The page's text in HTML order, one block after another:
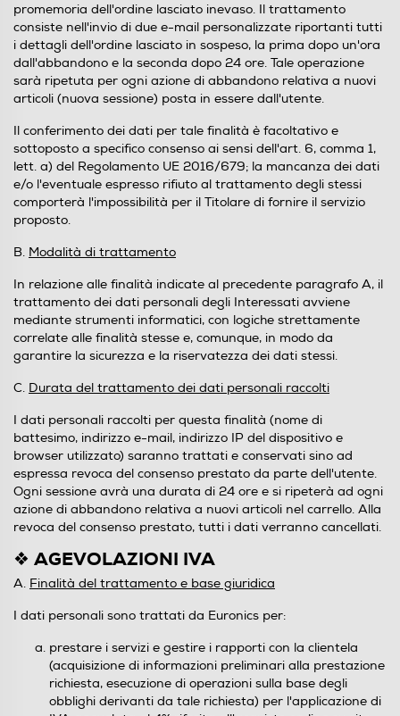
promemoria dell'ordine lasciato inevaso. Il trattamento
consiste nell'invio di due e-mail personalizzate riportanti tutti
i dettagli dell'ordine lasciato in sospeso, la prima dopo un'ora
dall'abbandono e la seconda dopo 24 ore. Tale operazione
sarà ripetuta per ogni azione di abbandono relativa a nuovi
articoli (nuova sessione) posta in essere dall'utente.
Il conferimento dei dati per tale finalità è facoltativo e
sottoposto a specifico consenso ai sensi dell'art. 6, comma 1,
lett. a) del Regolamento UE 2016/679; la mancanza dei dati
e/o l'eventuale espresso rifiuto al trattamento degli stessi
comporterà l'impossibilità per il Titolare di fornire il servizio
proposto.
B. Modalità di trattamento
In relazione alle finalità indicate al precedente paragrafo A, il
trattamento dei dati personali degli Interessati avviene
mediante strumenti informatici, con logiche strettamente
correlate alle finalità stesse e, comunque, in modo da
garantire la sicurezza e la riservatezza dei dati stessi.
C. Durata del trattamento dei dati personali raccolti
I dati personali raccolti per questa finalità (nome di
battesimo, indirizzo e-mail, indirizzo IP del dispositivo e
browser utilizzato) saranno trattati e conservati sino ad
espressa revoca del consenso prestato da parte dell'utente.
Ogni sessione avrà una durata di 24 ore e si ripeterà ad ogni
azione di abbandono relativa a nuovi articoli nel carrello. Alla
revoca del consenso prestato, tutti i dati verranno cancellati.
❖ AGEVOLAZIONI IVA
A. Finalità del trattamento e base giuridica
I dati personali sono trattati da Euronics per:
prestare i servizi e gestire i rapporti con la clientela
(acquisizione di informazioni preliminari alla prestazione
richiesta, esecuzione di operazioni sulla base degli
obblighi derivanti da tale richiesta) per l'applicazione di